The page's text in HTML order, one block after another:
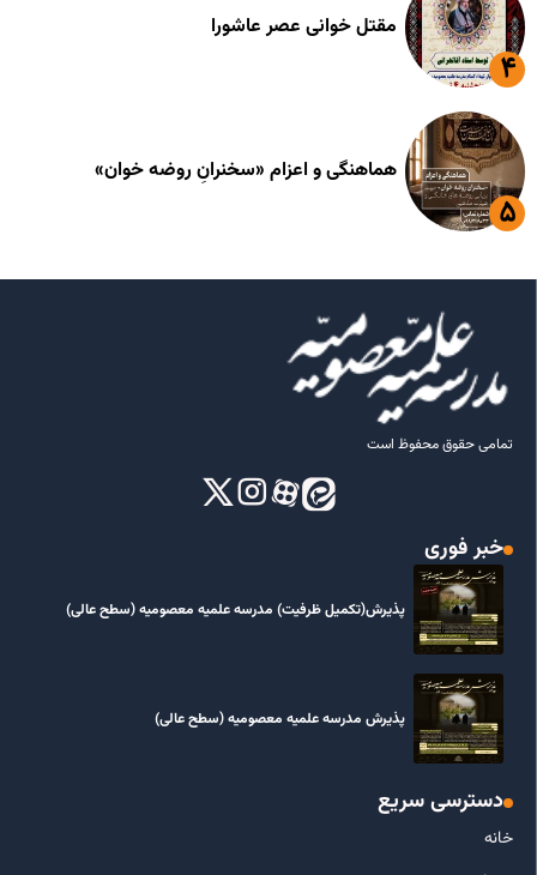
مقتل خوانی عصر عاشورا
هماهنگی و اعزام «سخنرانِ روضه خوان»
تمامی حقوق محفوظ است
خبر فوری
پذیرش(تکمیل ظرفیت) مدرسه علمیه معصومیه‌ (سطح عالی)
پذیرش مدرسه علمیه معصومیه‌ (سطح عالی)
دسترسی سریع
خانه